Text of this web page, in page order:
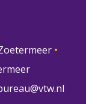
•